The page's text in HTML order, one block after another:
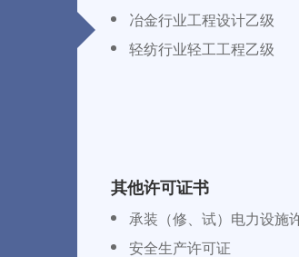
冶金行业工程设计乙级
轻纺行业轻工工程乙级
其他许可证书
承装（修、试）电力设施
安全生产许可证